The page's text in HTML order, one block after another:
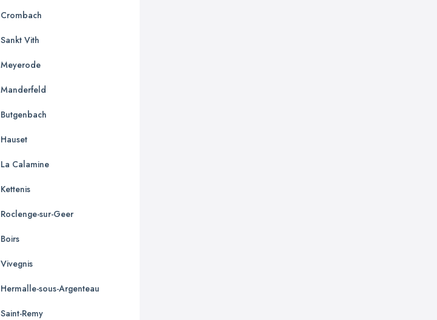
Crombach
Sankt Vith
Meyerode
Manderfeld
Butgenbach
Hauset
La Calamine
Kettenis
Roclenge-sur-Geer
Boirs
Vivegnis
Hermalle-sous-Argenteau
Saint-Remy